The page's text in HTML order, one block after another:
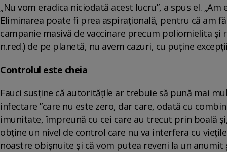
„Nu vom eradica niciodată acest lucru”, a spus el.
Eliminarea poate fi prea aspirațională, pentru că am
campanie masivă de vaccinare precum poliomielita și
n.red.) de pe planetă, nu avem cazuri, cu puține
Controlul este cheia
Fauci susține că autoritățile ar trebuie să pună mai
infectare ”care nu este zero, dar care, odată cu
imunitate, împreună cu cei care au trecut prin boală
obține un nivel de control care nu va interfera cu
noastre obișnuite și că vom putea reveni la un